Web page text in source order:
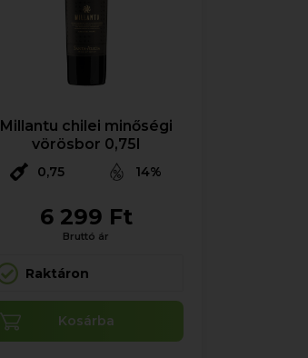
Millantu chilei minőségi
vörösbor 0,75l
0,75 14%
6 299 Ft
Bruttó ár
Raktáron
Kosárba